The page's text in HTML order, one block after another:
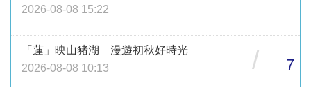
2026-08-08 15:22
「蓮」映山豬湖 漫遊初秋好時光
2026-08-08 10:13
/ 7